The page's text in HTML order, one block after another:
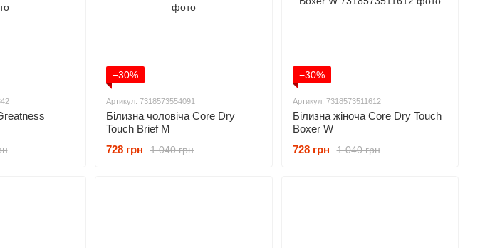
−30%
Артикул: 7318573554091
Білизна чоловіча Core Dry
Touch Brief M
1 040 грн
728 грн
−30%
Артикул: 7318573511612
Білизна жіноча Core Dry Touch
Boxer W
1 040 грн
728 грн